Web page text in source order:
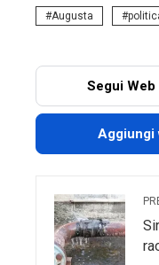
Augusta
Segui Web
Aggiungi